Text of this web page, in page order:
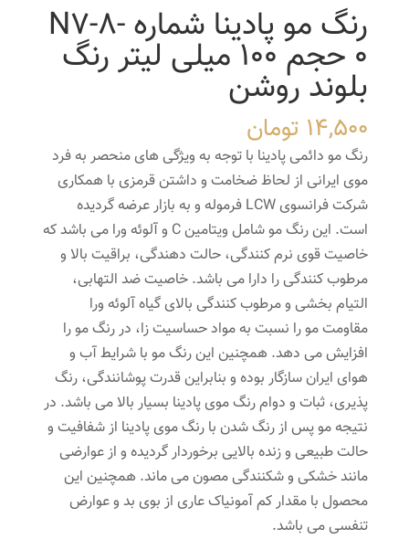
رنگ مو پادینا شماره N7-8-
0 حجم 100 میلی لیتر رنگ
بلوند روشن
14,500 تومان
رنگ مو دائمی پادینا با توجه به ویژگی های منحصر به فرد
موی ایرانی از لحاظ ضخامت و داشتن قرمزی با همکاری
شرکت فرانسوی LCW فرموله و به بازار عرضه گردیده
است. این رنگ مو شامل ویتامین C و آلوئه ورا می باشد که
خاصیت قوی نرم کنندگی، حالت دهندگی، براقیت بالا و
مرطوب کنندگی را دارا می باشد. خاصیت ضد التهابی،
التیام بخشی و مرطوب کنندگی بالای گیاه آلوئه ورا
مقاومت مو را نسبت به مواد حساسیت زا، در رنگ مو را
افزایش می دهد. همچنین این رنگ مو با شرایط آب و
هوای ایران سازگار بوده و بنابراین قدرت پوشانندگی، رنگ
پذیری، ثبات و دوام رنگ موی پادینا بسیار بالا می باشد. در
نتیجه مو پس از رنگ شدن با رنگ موی پادینا از شفافیت و
حالت طبیعی و زنده بالایی برخوردار گردیده و از عوارضی
مانند خشکی و شکنندگی مصون می ماند. همچنین این
محصول با مقدار کم آمونیاک عاری از بوی بد و عوارض
تنفسی می باشد.